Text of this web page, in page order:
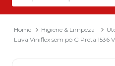
Higiene & Limpeza
Luva Viniflex sem pó G Preta 1536
Termos mais buscados
mochila
2º sacola
3º mala